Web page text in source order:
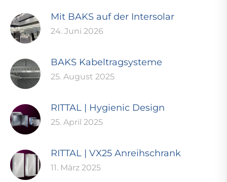
Mit BAKS auf der Intersolar
24. Juni 2026
BAKS Kabeltragsysteme
25. August 2025
RITTAL | Hygienic Design
25. April 2025
RITTAL | VX25 Anreihschrank
11. März 2025